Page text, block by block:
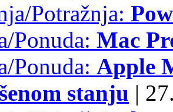
Potražnja:
Ponuda: Mac
Ponuda: Apple
stanju |